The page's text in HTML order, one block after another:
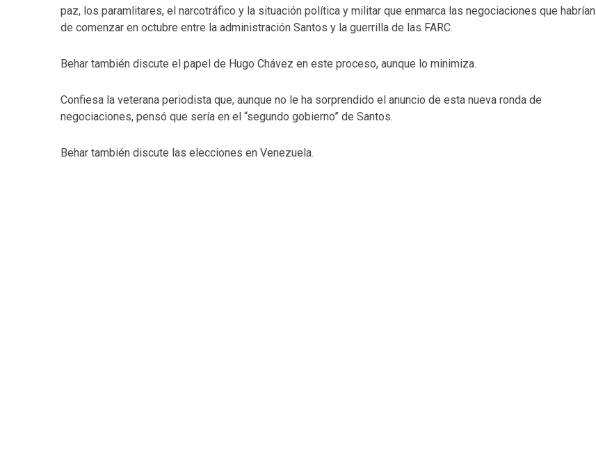
paz, los paramlitares, el narcotráfico y la situación política y militar que enmarca las negociaciones que habrían
de comenzar en octubre entre la administración Santos y la guerrilla de las FARC.
Behar también discute el papel de Hugo Chávez en este proceso, aunque lo minimiza.
Confiesa la veterana periodista que, aunque no le ha sorprendido el anuncio de esta nueva ronda de
negociaciones, pensó que sería en el “segundo gobierno” de Santos.
Behar también discute las elecciones en Venezuela.